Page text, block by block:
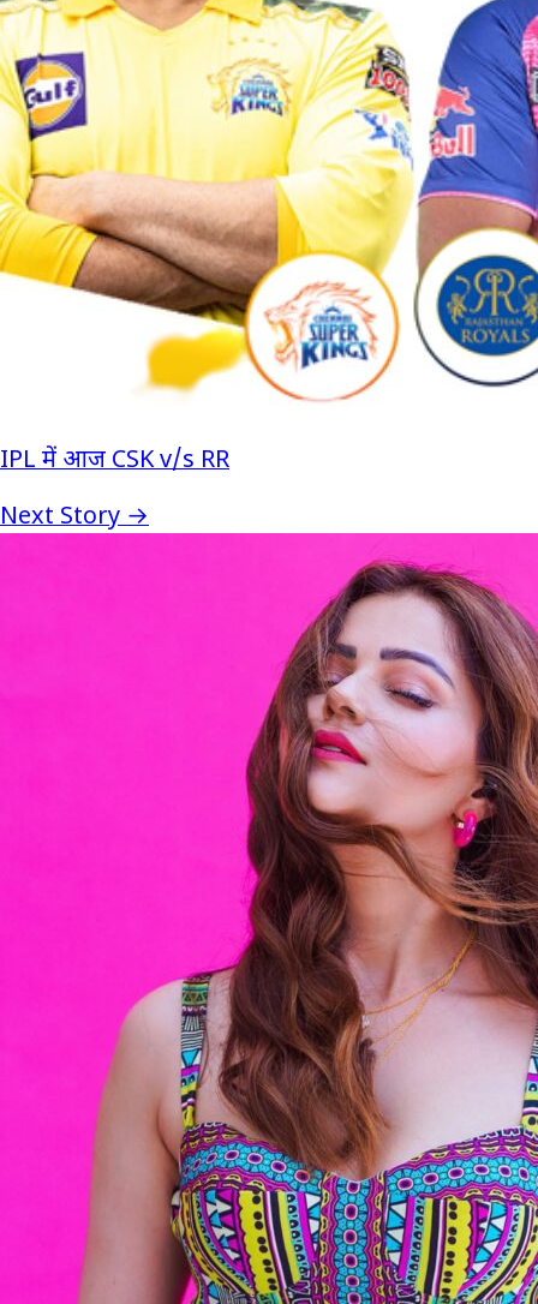
IPL में आज CSK v/s RR
Next Story →